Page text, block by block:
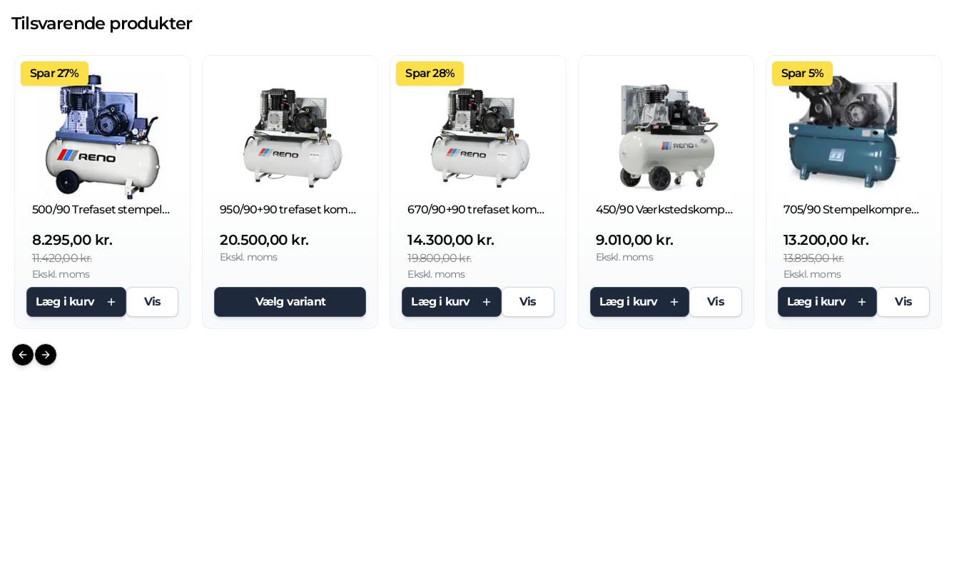
Tilsvarende produkter
Spar 27%
500/90 Trefaset stempelkompressor
8.295,00 kr.
11.420,00 kr.
Ekskl. moms
Læg i kurv Vis
950/90+90 trefaset kompressor
20.500,00 kr.
Ekskl. moms
Vælg variant
Spar 28%
670/90+90 trefaset kompressor
14.300,00 kr.
19.800,00 kr.
Ekskl. moms
Læg i kurv Vis
450/90 Værkstedskompressor
9.010,00 kr.
Ekskl. moms
Læg i kurv Vis
Spar 5%
705/90 Stempelkompressor
13.200,00 kr.
13.895,00 kr.
Ekskl. moms
Læg i kurv Vis
Previous slide
Next slide